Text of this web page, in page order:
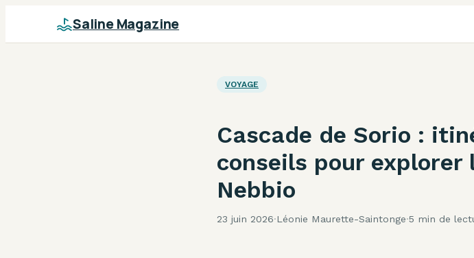
Saline Magazine
VOYAGE
Cascade de Sorio :
conseils pour explorer
Nebbio
23 juin 2026·Léonie Maurette-Saintonge·5 min de